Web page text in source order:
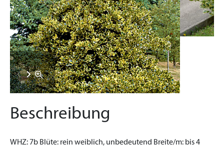
Beschreibung
WHZ: 7b Blüte: rein weiblich, unbedeutend Breite/m: bis 4